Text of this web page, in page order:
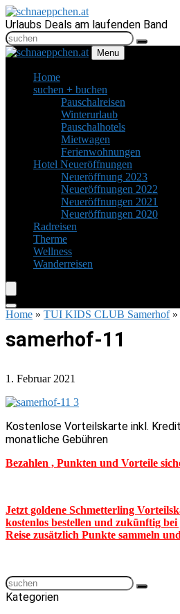
Urlaubs Deals am laufenden Band
Menu
Home
suchen + buchen
Pauschalreisen
Winterurlaub
Pauschalhotels
Mietwagen
Ferienwohnungen
Hotel Neueröffnungen
Neueröffnung 2023
Neueröffnungen 2022
Neueröffnungen 2021
Neueröffnungen 2020
Radreisen
Therme
Wellness
Wanderreisen
Home » TUI KIDS CLUB Samerhof»
samerhof-11
1. Februar 2021
Kostenlose Vorteilskarte inkl.
monatliche Gebühren
Bezahlen , Punkten und Vorteile
Jetzt goldene Schmetterling
kostenlos bestellen und zukünftig
Reise zusätzlich Punkte sammeln
Kategorien